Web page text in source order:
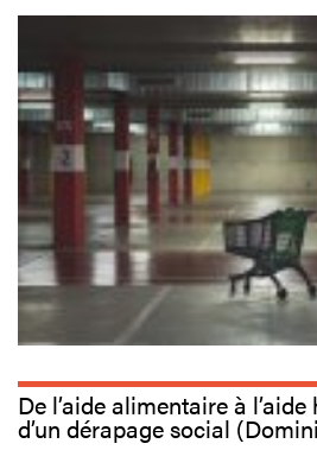
De l’aide alimentaire à
d’un dérapage social